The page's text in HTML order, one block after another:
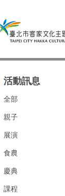
活動訊息
全部
親子
展演
食農
慶典
課程